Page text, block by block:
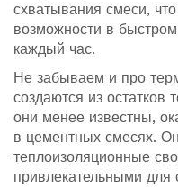
схватывания смеси,
возможности в быстром
каждый час.
Не забываем и про
создаются из остатков
они менее известны,
в цементных смесях.
теплоизоляционные
привлекательными для